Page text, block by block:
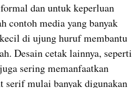
dan untuk keperluan
contoh media yang banyak
di ujung huruf membantu
Desain cetak lainnya, seperti
sering memanfaatkan
mulai banyak digunakan